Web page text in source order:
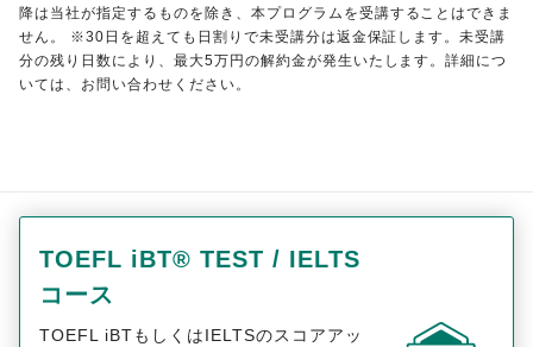
降は当社が指定するものを除き、本プログラムを受講することはできま
せん。 ※30日を超えても日割りで未受講分は返金保証します。未受講
分の残り日数により、最大5万円の解約金が発生いたします。詳細につ
いては、お問い合わせください。
TOEFL iBT® TEST / IELTS
コース
TOEFL iBTもしくはIELTSのスコアアッ